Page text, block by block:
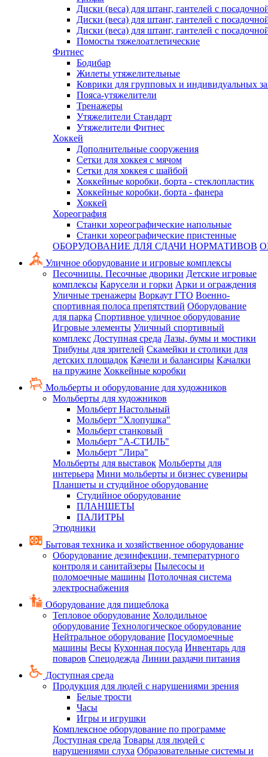
Диски (веса) для штанг, гантелей с
Диски (веса) для штанг, гантелей с
Диски (веса) для штанг, гантелей с
Помосты тяжелоатлетические
Фитнес
Бодибар
Жилеты утяжелительные
Коврики для групповых и индивидуальных
Пояса-утяжелители
Тренажеры
Утяжелители Стандарт
Утяжелители Фитнес
Хоккей
Дополнительные сооружения
Сетки для хоккея с мячом
Сетки для хоккея с шайбой
Хоккейные коробки, борта - стеклопластик
Хоккейные коробки, борта - фанера
Хоккей
Хореография
Станки хореографические напольные
Станки хореографические пристенные
ОБОРУДОВАНИЕ ДЛЯ СДАЧИ НОРМАТИВОВ
Уличное оборудование и игровые комплексы
Песочницы. Песочные дворики Детские игровые
комплексы Карусели и горки Арки и ограждения
Уличные тренажеры Воркаут ГТО Военно-
спортивная полоса препятствий Оборудование
для парка Спортивное уличное оборудование
Игровые элементы Уличный спортивный
комплекс Доступная среда Лазы, бумы и мостики
Трибуны для зрителей Скамейки и столики для
детских площадок Качели и балансиры Качалки
на пружине Хоккейные коробки
Мольберты и оборудование для художников
Мольберты для художников
Мольберт Настольный
Мольберт "Хлопушка"
Мольберт станковый
Мольберт "А-СТИЛЬ"
Мольберт "Лира"
Мольберты для выставок Мольберты для
интерьера Мини мольберты и бизнес сувениры
Планшеты и студийное оборудование
Студийное оборудование
ПЛАНШЕТЫ
ПАЛИТРЫ
Этюдники
Бытовая техника и хозяйственное оборудование
Оборудование дезинфекции, температурного
контроля и санитайзеры Пылесосы и
поломоечные машины Потолочная система
электроснабжения
Оборудование для пищеблока
Тепловое оборудование Холодильное
оборудование Технологическое оборудование
Нейтральное оборудование Посудомоечные
машины Весы Кухонная посуда Инвентарь для
поваров Спецодежда Линии раздачи питания
Доступная среда
Продукция для людей с нарушениями зрения
Белые трости
Часы
Игры и игрушки
Комплексное оборудование по программе
Доступная среда Товары для людей с
нарушениями слуха Образовательные системы и